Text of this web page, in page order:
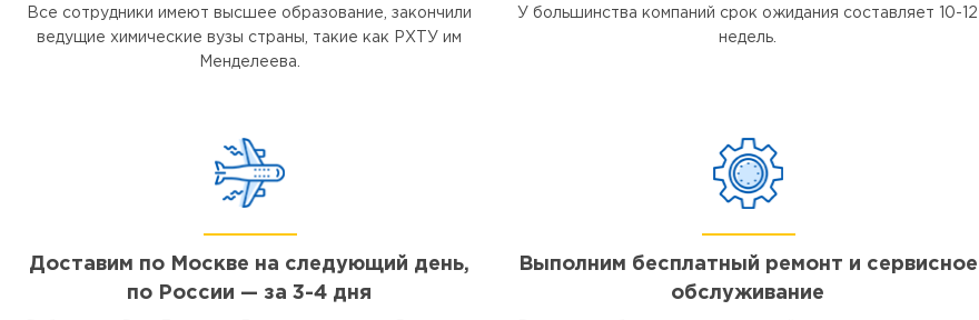
Все сотрудники имеют высшее образование, закончили
ведущие химические вузы страны, такие как РХТУ им
Менделеева.
У большинства компаний срок ожидания составляет 10-12
недель.
Доставим по Москве на следующий день,
по России — за 3-4 дня
Выполним бесплатный ремонт и сервисное
обслуживание